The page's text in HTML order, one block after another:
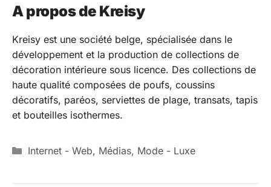
A propos de Kreisy
Kreisy est une société belge, spécialisée dans le
développement et la production de collections de
décoration intérieure sous licence. Des collections de
haute qualité composées de poufs, coussins
décoratifs, paréos, serviettes de plage, transats, tapis
et bouteilles isothermes.
Catégories
Internet - Web, Médias, Mode - Luxe